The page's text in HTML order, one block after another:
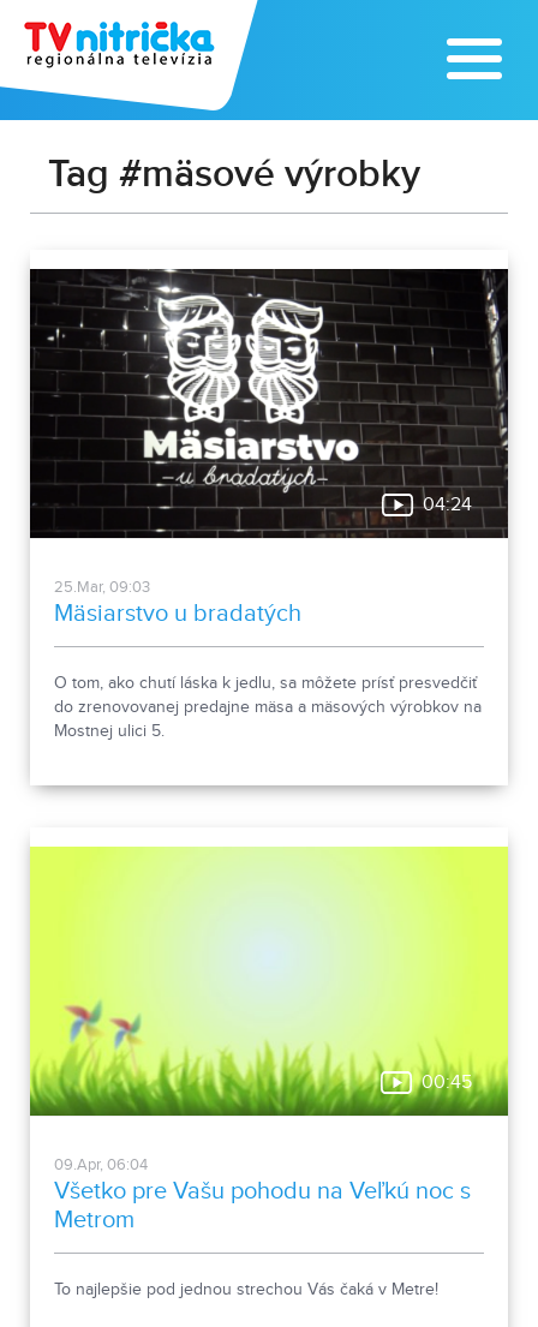
Tag #mäsové výrobky
04:24
25.Mar, 09:03
Mäsiarstvo u bradatých
O tom, ako chutí láska k jedlu, sa môžete prísť presvedčiť
do zrenovovanej predajne mäsa a mäsových výrobkov na
Mostnej ulici 5.
00:45
09.Apr, 06:04
Všetko pre Vašu pohodu na Veľkú noc s
Metrom
To najlepšie pod jednou strechou Vás čaká v Metre!